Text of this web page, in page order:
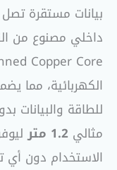
بيانات مستقرة
الكهربائية، مما
للطاقة والبيانات
مثالي 1.2 متر
الاستخدام دون أي